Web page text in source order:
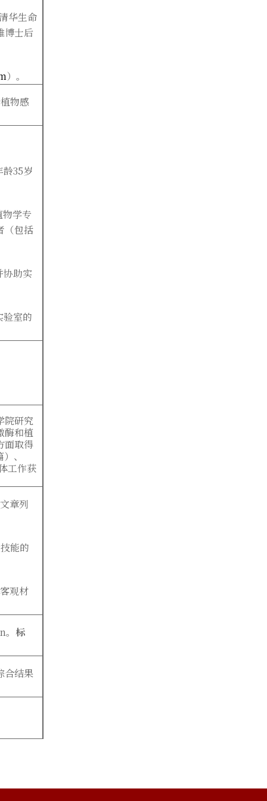
华生命
博士后
）。
物感
35岁
学专
（包括
协助实
验室的
院研究
酶和植
面取得
、
工作获
章列
能的
观材
。标
合结果